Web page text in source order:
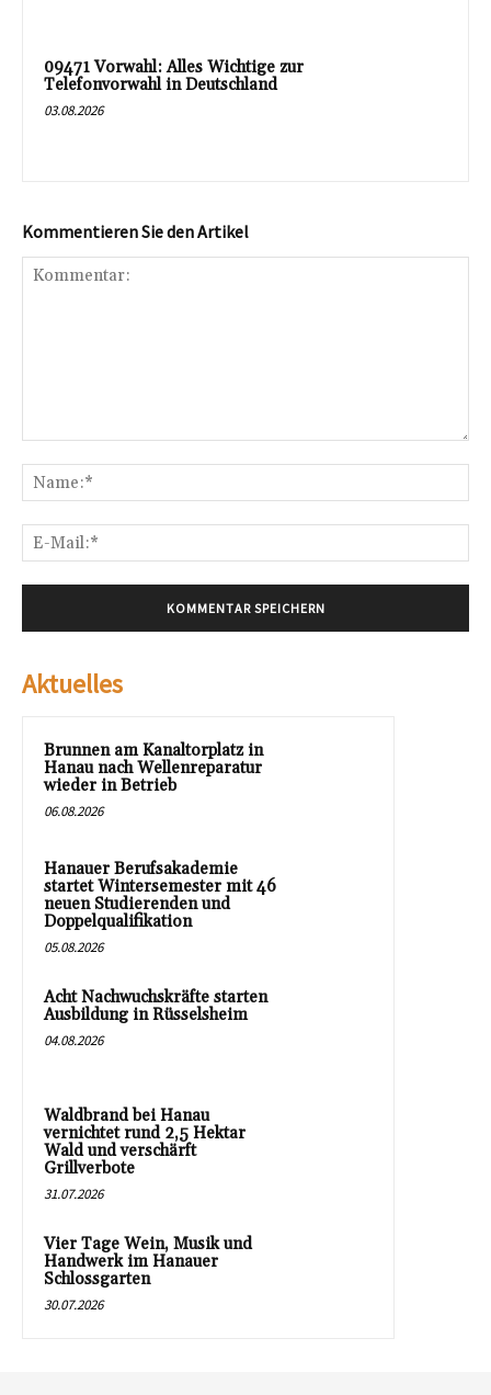
09471 Vorwahl: Alles Wichtige zur
Telefonvorwahl in Deutschland
03.08.2026
Kommentieren Sie den Artikel
Aktuelles
Brunnen am Kanaltorplatz in
Hanau nach Wellenreparatur
wieder in Betrieb
06.08.2026
Hanauer Berufsakademie
startet Wintersemester mit 46
neuen Studierenden und
Doppelqualifikation
05.08.2026
Acht Nachwuchskräfte starten
Ausbildung in Rüsselsheim
04.08.2026
Waldbrand bei Hanau
vernichtet rund 2,5 Hektar
Wald und verschärft
Grillverbote
31.07.2026
Vier Tage Wein, Musik und
Handwerk im Hanauer
Schlossgarten
30.07.2026